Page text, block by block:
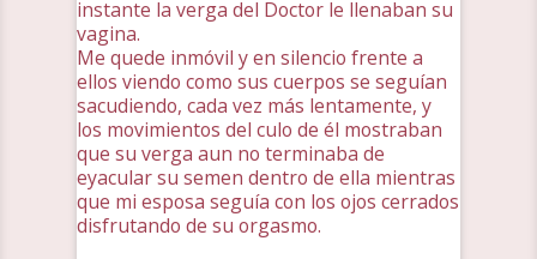
instante la verga del Doctor le llenaban su
vagina.
Me quede inmóvil y en silencio frente a
ellos viendo como sus cuerpos se seguían
sacudiendo, cada vez más lentamente, y
los movimientos del culo de él mostraban
que su verga aun no terminaba de
eyacular su semen dentro de ella mientras
que mi esposa seguía con los ojos cerrados
disfrutando de su orgasmo.